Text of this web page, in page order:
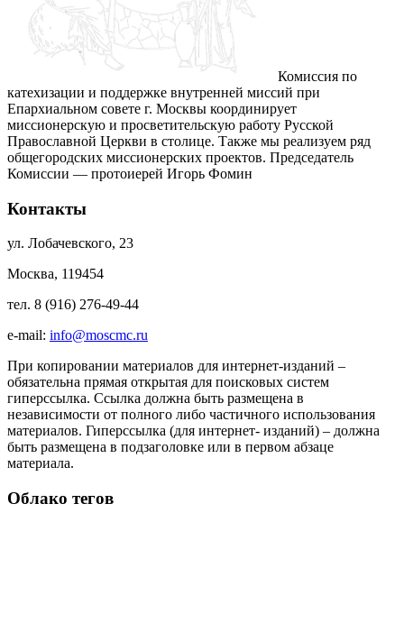
Комиссия по
катехизации и поддержке внутренней миссий при
Епархиальном совете г. Москвы координирует
миссионерскую и просветительскую работу Русской
Православной Церкви в столице. Также мы реализуем ряд
общегородских миссионерских проектов. Председатель
Комиссии — протоиерей Игорь Фомин
Контакты
ул. Лобачевского, 23
Москва, 119454
тел. 8 (916) 276-49-44
e-mail: info@moscmc.ru
При копировании материалов для интернет-изданий –
обязательна прямая открытая для поисковых систем
гиперссылка. Ссылка должна быть размещена в
независимости от полного либо частичного использования
материалов. Гиперссылка (для интернет- изданий) – должна
быть размещена в подзаголовке или в первом абзаце
материала.
Облако тегов